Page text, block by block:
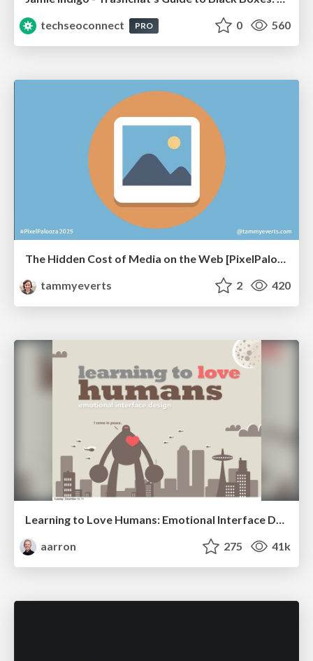
techseoconnect
PRO 0 560
The Hidden Cost of Media on the Web [PixelPalooza 2025]
tammyeverts
2 420
aarron
275 41k